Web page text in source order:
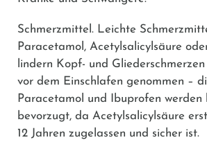
Schmerzmittel. Leichte
Paracetamol, Acetylsalicylsäure
lindern Kopf- und
vor dem Einschlafen genommen –
Paracetamol und Ibuprofen werden
bevorzugt, da Acetylsalicylsäure
12 Jahren zugelassen und sicher ist.